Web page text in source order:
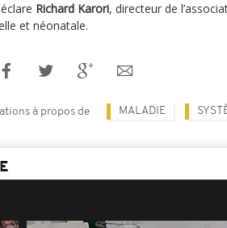
Richard Karori, directeur de
et néonatale.
à propos de MALADIE